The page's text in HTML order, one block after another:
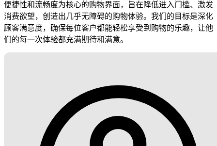
便捷性和流畅度为核心的购物界面，旨在降低进入门槛、激发
消费欲望，创造出几乎无障碍的购物体验。我们的目标是深化
顾客满意度，确保每位客户都能轻松享受到购物的乐趣，让他
们的每一次体验都充满期待和满意。